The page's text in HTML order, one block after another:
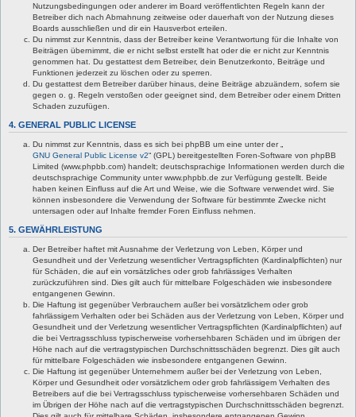
Nutzungsbedingungen oder anderer im Board veröffentlichten Regeln kann der
Betreiber dich nach Abmahnung zeitweise oder dauerhaft von der Nutzung dieses
Boards ausschließen und dir ein Hausverbot erteilen.
Du nimmst zur Kenntnis, dass der Betreiber keine Verantwortung für die Inhalte von
Beiträgen übernimmt, die er nicht selbst erstellt hat oder die er nicht zur Kenntnis
genommen hat. Du gestattest dem Betreiber, dein Benutzerkonto, Beiträge und
Funktionen jederzeit zu löschen oder zu sperren.
Du gestattest dem Betreiber darüber hinaus, deine Beiträge abzuändern, sofern sie
gegen o. g. Regeln verstoßen oder geeignet sind, dem Betreiber oder einem Dritten
Schaden zuzufügen.
4. GENERAL PUBLIC LICENSE
Du nimmst zur Kenntnis, dass es sich bei phpBB um eine unter der „
GNU General Public License v2“ (GPL) bereitgestellten Foren-Software von phpBB
Limited (www.phpbb.com) handelt; deutschsprachige Informationen werden durch die
deutschsprachige Community unter www.phpbb.de zur Verfügung gestellt. Beide
haben keinen Einfluss auf die Art und Weise, wie die Software verwendet wird. Sie
können insbesondere die Verwendung der Software für bestimmte Zwecke nicht
untersagen oder auf Inhalte fremder Foren Einfluss nehmen.
5. GEWÄHRLEISTUNG
Der Betreiber haftet mit Ausnahme der Verletzung von Leben, Körper und
Gesundheit und der Verletzung wesentlicher Vertragspflichten (Kardinalpflichten) nur
für Schäden, die auf ein vorsätzliches oder grob fahrlässiges Verhalten
zurückzuführen sind. Dies gilt auch für mittelbare Folgeschäden wie insbesondere
entgangenen Gewinn.
Die Haftung ist gegenüber Verbrauchern außer bei vorsätzlichem oder grob
fahrlässigem Verhalten oder bei Schäden aus der Verletzung von Leben, Körper und
Gesundheit und der Verletzung wesentlicher Vertragspflichten (Kardinalpflichten) auf
die bei Vertragsschluss typischerweise vorhersehbaren Schäden und im übrigen der
Höhe nach auf die vertragstypischen Durchschnittsschäden begrenzt. Dies gilt auch
für mittelbare Folgeschäden wie insbesondere entgangenen Gewinn.
Die Haftung ist gegenüber Unternehmern außer bei der Verletzung von Leben,
Körper und Gesundheit oder vorsätzlichem oder grob fahrlässigem Verhalten des
Betreibers auf die bei Vertragsschluss typischerweise vorhersehbaren Schäden und
im Übrigen der Höhe nach auf die vertragstypischen Durchschnittsschäden begrenzt.